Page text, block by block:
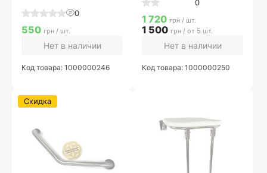
0
550 грн / шт.
Нет в наличии
Код товара: 1000000246
0
1 720 грн / шт.
1 500 грн / от 5 шт.
Нет в наличии
Код товара: 1000000250
Скидка